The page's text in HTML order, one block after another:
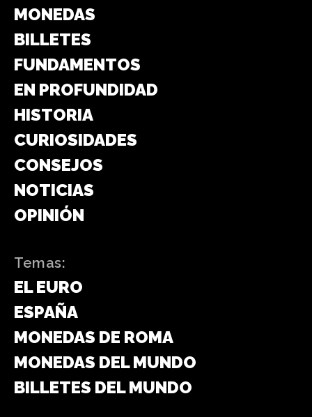
MONEDAS
BILLETES
FUNDAMENTOS
EN PROFUNDIDAD
HISTORIA
CURIOSIDADES
CONSEJOS
NOTICIAS
OPINIÓN
Temas:
EL EURO
ESPAÑA
MONEDAS DE ROMA
MONEDAS DEL MUNDO
BILLETES DEL MUNDO